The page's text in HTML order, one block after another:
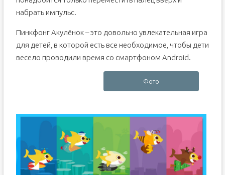
набрать импульс.
Пинкфонг Акулёнок – это довольно увлекательная игра
для детей, в которой есть все необходимое, чтобы дети
весело проводили время со смартфоном Android.
Фото